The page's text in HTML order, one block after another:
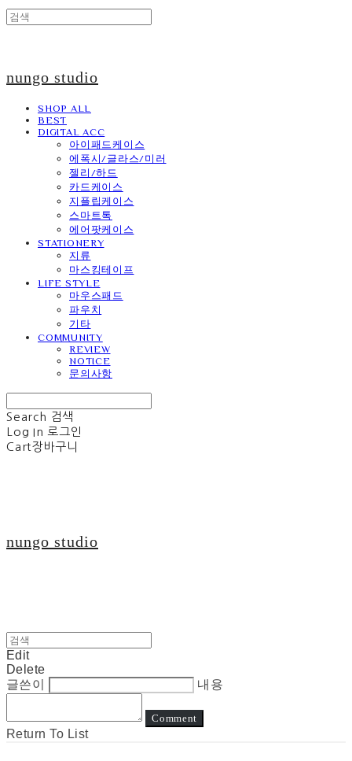
nungo studio
SHOP ALL
BEST
DIGITAL ACC
아이패드케이스
에폭시/글라스/미러
젤리/하드
카드케이스
지플립케이스
스마트톡
에어팟케이스
STATIONERY
지류
마스킹테이프
LIFE STYLE
마우스패드
파우치
기타
COMMUNITY
REVIEW
NOTICE
문의사항
Search 검색
Log In 로그인
Cart장바구니
nungo studio
Edit
Delete
글쓴이
내용
Comment
Return To List